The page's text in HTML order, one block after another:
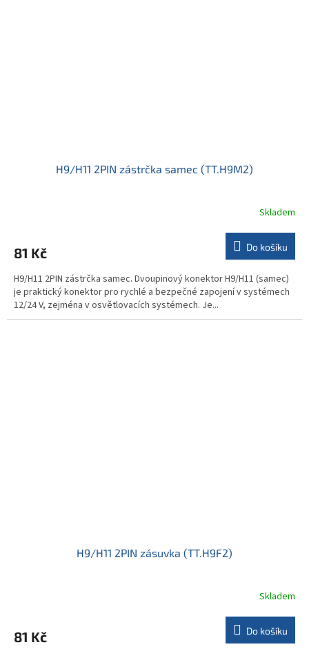
H9/H11 2PIN zástrčka samec (TT.H9M2)
Skladem
81 Kč Do košíku
H9/H11 2PIN zástrčka samec. Dvoupinový konektor H9/H11 (samec)
je praktický konektor pro rychlé a bezpečné zapojení v systémech
12/24 V, zejména v osvětlovacích systémech. Je...
H9/H11 2PIN zásuvka (TT.H9F2)
Skladem
81 Kč Do košíku